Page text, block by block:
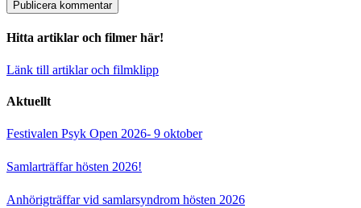
Hitta artiklar och filmer här!
Länk till artiklar och filmklipp
Aktuellt
Festivalen Psyk Open 2026- 9 oktober
Samlarträffar hösten 2026!
Anhörigträffar vid samlarsyndrom hösten 2026